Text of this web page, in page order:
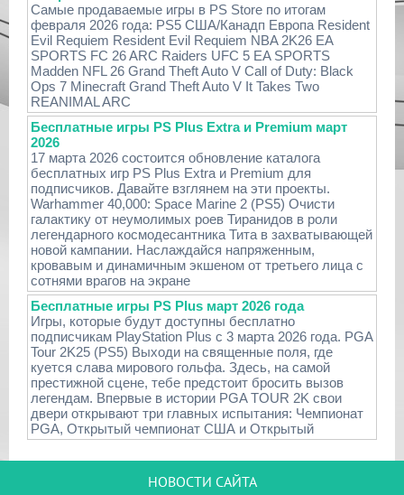
Самые продаваемые игры в PS Store по итогам
февраля 2026 года: PS5 США/Канадп Европа Resident
Evil Requiem Resident Evil Requiem NBA 2K26 EA
SPORTS FC 26 ARC Raiders UFC 5 EA SPORTS
Madden NFL 26 Grand Theft Auto V Call of Duty: Black
Ops 7 Minecraft Grand Theft Auto V It Takes Two
REANIMAL ARC
Бесплатные игры PS Plus Extra и Premium март
2026
17 марта 2026 состоится обновление каталога
бесплатных игр PS Plus Extra и Premium для
подписчиков. Давайте взглянем на эти проекты.
Warhammer 40,000: Space Marine 2 (PS5) Очисти
галактику от неумолимых роев Тиранидов в роли
легендарного космодесантника Тита в захватывающей
новой кампании. Наслаждайся напряженным,
кровавым и динамичным экшеном от третьего лица с
сотнями врагов на экране
Бесплатные игры PS Plus март 2026 года
Игры, которые будут доступны бесплатно
подписчикам PlayStation Plus с 3 марта 2026 года. PGA
Tour 2K25 (PS5) Выходи на священные поля, где
куется слава мирового гольфа. Здесь, на самой
престижной сцене, тебе предстоит бросить вызов
легендам. Впервые в истории PGA TOUR 2K свои
двери открывают три главных испытания: Чемпионат
PGA, Открытый чемпионат США и Открытый
НОВОСТИ САЙТА